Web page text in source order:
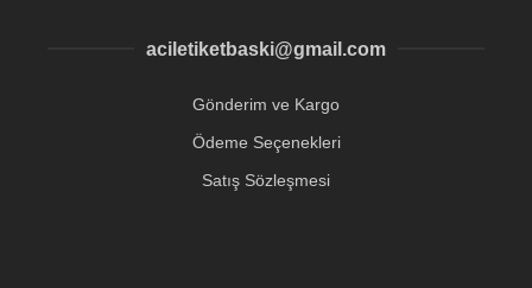
aciletiketbaski@gmail.com
Gönderim ve Kargo
Ödeme Seçenekleri
Satış Sözleşmesi